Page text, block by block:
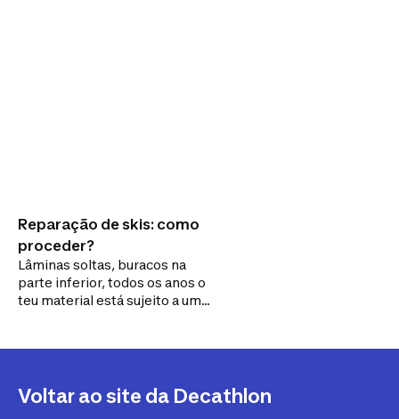
Reparação de skis: como
proceder?
Lâminas soltas, buracos na
parte inferior, todos os anos o
teu material está sujeito a um
evitar e repará-los
técnicos de ski do serviço pós-
venda dão-te os seus
Voltar ao site da Decathlon